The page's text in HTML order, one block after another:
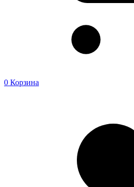
0 Корзина